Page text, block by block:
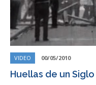
VIDEO 00/05/2010
Huellas de un Siglo